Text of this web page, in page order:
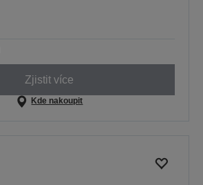
Zjistit více
Kde nakoupit